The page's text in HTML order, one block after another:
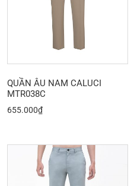
QUẦN ÂU NAM CALUCI
MTR038C
655.000₫